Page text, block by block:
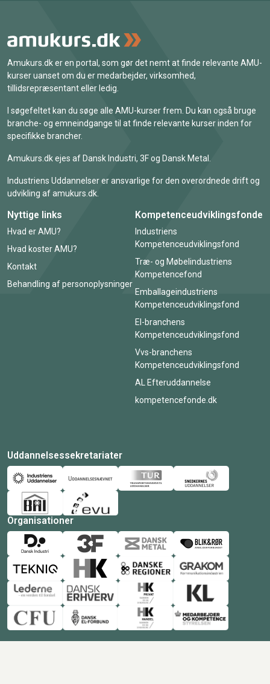
Amukurs.dk er en portal, som gør det nemt at finde relevante AMU-
kurser uanset om du er medarbejder, virksomhed,
tillidsrepræsentant eller ledig.
I søgefeltet kan du søge alle AMU-kurser frem. Du kan også bruge
branche- og emneindgange til at finde relevante kurser inden for
specifikke brancher.
Amukurs.dk ejes af Dansk Industri, 3F og Dansk Metal.
Industriens Uddannelser er ansvarlige for den overordnede drift og
udvikling af amukurs.dk.
Nyttige links
Hvad er AMU?
Hvad koster AMU?
Kontakt
Behandling af personoplysninger
Kompetenceudviklingsfonde
Industriens
Kompetenceudviklingsfond
Træ- og Møbelindustriens
Kompetencefond
Emballageindustriens
Kompetenceudviklingsfond
El-branchens
Kompetenceudviklingsfond
Vvs-branchens
Kompetenceudviklingsfond
AL Efteruddannelse
kompetencefonde.dk
Uddannelsessekretariater
Organisationer